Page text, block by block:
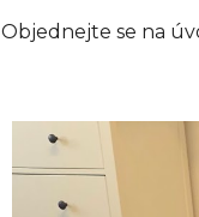
Objednejte se na